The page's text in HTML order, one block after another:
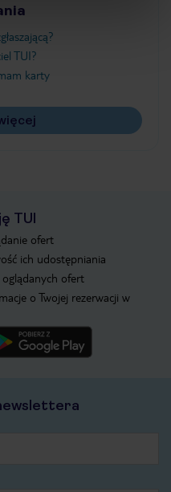
TUI?
karty
TUI
ofert
ich udostępniania
ofert
o Twojej rezerwacji w